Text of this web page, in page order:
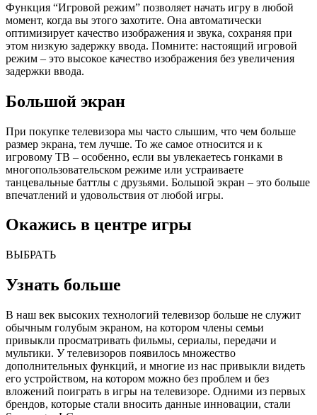
Функция “Игровой режим” позволяет начать игру в любой
момент, когда вы этого захотите. Она автоматически
оптимизирует качество изображения и звука, сохраняя при
этом низкую задержку ввода. Помните: настоящий игровой
режим – это высокое качество изображения без увеличения
задержки ввода.
Большой экран
При покупке телевизора мы часто слышим, что чем больше
размер экрана, тем лучше. То же самое относится и к
игровому ТВ – особенно, если вы увлекаетесь гонками в
многопользовательском режиме или устраиваете
танцевальные баттлы с друзьями. Большой экран – это больше
впечатлений и удовольствия от любой игры.
Окажись в центре игры
ВЫБРАТЬ
Узнать больше
В наш век высоких технологий телевизор больше не служит
обычным голубым экраном, на котором члены семьи
привыкли просматривать фильмы, сериалы, передачи и
мультики. У телевизоров появилось множество
дополнительных функций, и многие из нас привыкли видеть
его устройством, на котором можно без проблем и без
вложений поиграть в игры на телевизоре. Одними из первых
брендов, которые стали вносить данные инновации, стали